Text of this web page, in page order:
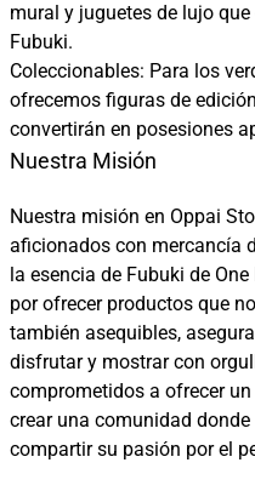
mural y juguetes de lujo
Fubuki.
Coleccionables: Para los
ofrecemos figuras de
convertirán en posesiones
Nuestra Misión
Nuestra misión en Oppai
aficionados con mercancía
la esencia de Fubuki de
por ofrecer productos que
también asequibles,
disfrutar y mostrar con
comprometidos a ofrecer
crear una comunidad
compartir su pasión por el